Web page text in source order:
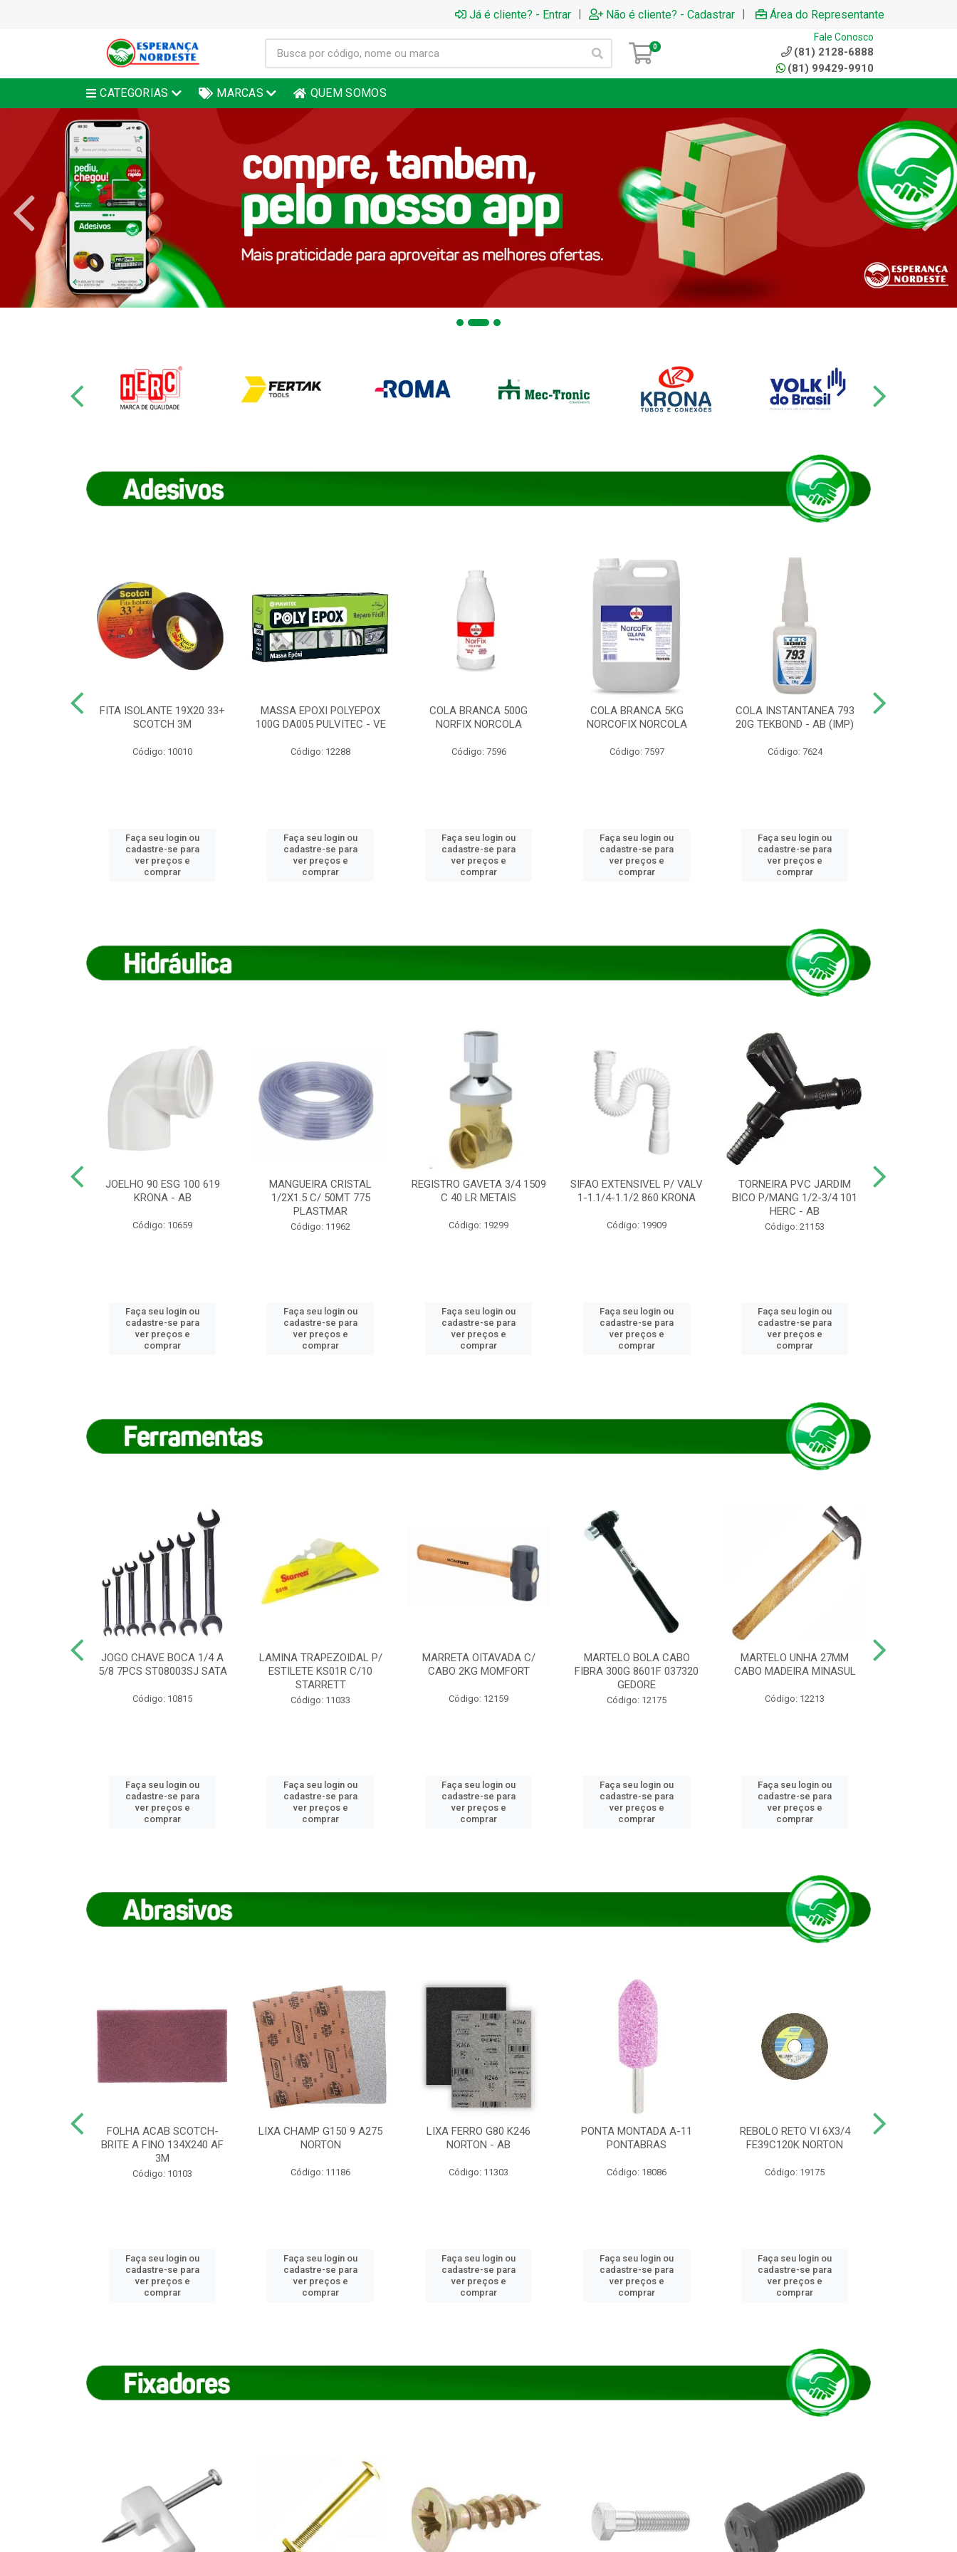
Já é cliente? - Entrar | Não é cliente? - Cadastrar | Área do Representante
0
Fale Conosco
(81) 2128-6888
(81) 99429-9910
CATEGORIAS MARCAS QUEM SOMOS
FITA ISOLANTE 19X20 33+
SCOTCH 3M
Código: 10010
Faça seu login ou
cadastre-se para
ver preços e
comprar
MASSA EPOXI POLYEPOX
100G DA005 PULVITEC - VE
Código: 12288
Faça seu login ou
cadastre-se para
ver preços e
comprar
COLA BRANCA 500G
NORFIX NORCOLA
Código: 7596
Faça seu login ou
cadastre-se para
ver preços e
comprar
COLA BRANCA 5KG
NORCOFIX NORCOLA
Código: 7597
Faça seu login ou
cadastre-se para
ver preços e
comprar
COLA INSTANTANEA 793
20G TEKBOND - AB (IMP)
Código: 7624
Faça seu login ou
cadastre-se para
ver preços e
comprar
JOELHO 90 ESG 100 619
KRONA - AB
Código: 10659
Faça seu login ou
cadastre-se para
ver preços e
comprar
MANGUEIRA CRISTAL
1/2X1.5 C/ 50MT 775
PLASTMAR
Código: 11962
Faça seu login ou
cadastre-se para
ver preços e
comprar
REGISTRO GAVETA 3/4 1509
C 40 LR METAIS
Código: 19299
Faça seu login ou
cadastre-se para
ver preços e
comprar
SIFAO EXTENSIVEL P/ VALV
1-1.1/4-1.1/2 860 KRONA
Código: 19909
Faça seu login ou
cadastre-se para
ver preços e
comprar
TORNEIRA PVC JARDIM
BICO P/MANG 1/2-3/4 101
HERC - AB
Código: 21153
Faça seu login ou
cadastre-se para
ver preços e
comprar
JOGO CHAVE BOCA 1/4 A
5/8 7PCS ST08003SJ SATA
Código: 10815
Faça seu login ou
cadastre-se para
ver preços e
comprar
LAMINA TRAPEZOIDAL P/
ESTILETE KS01R C/10
STARRETT
Código: 11033
Faça seu login ou
cadastre-se para
ver preços e
comprar
MARRETA OITAVADA C/
CABO 2KG MOMFORT
Código: 12159
Faça seu login ou
cadastre-se para
ver preços e
comprar
MARTELO BOLA CABO
FIBRA 300G 8601F 037320
GEDORE
Código: 12175
Faça seu login ou
cadastre-se para
ver preços e
comprar
MARTELO UNHA 27MM
CABO MADEIRA MINASUL
Código: 12213
Faça seu login ou
cadastre-se para
ver preços e
comprar
FOLHA ACAB SCOTCH-
BRITE A FINO 134X240 AF
3M
Código: 10103
Faça seu login ou
cadastre-se para
ver preços e
comprar
LIXA CHAMP G150 9 A275
NORTON
Código: 11186
Faça seu login ou
cadastre-se para
ver preços e
comprar
LIXA FERRO G80 K246
NORTON - AB
Código: 11303
Faça seu login ou
cadastre-se para
ver preços e
comprar
PONTA MONTADA A-11
PONTABRAS
Código: 18086
Faça seu login ou
cadastre-se para
ver preços e
comprar
REBOLO RETO VI 6X3/4
FE39C120K NORTON
Código: 19175
Faça seu login ou
cadastre-se para
ver preços e
comprar